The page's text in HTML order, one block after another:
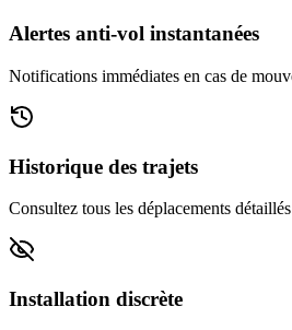
Alertes anti-vol instantanées
Notifications immédiates en cas de
Historique des trajets
Consultez tous les déplacements
Installation discrète